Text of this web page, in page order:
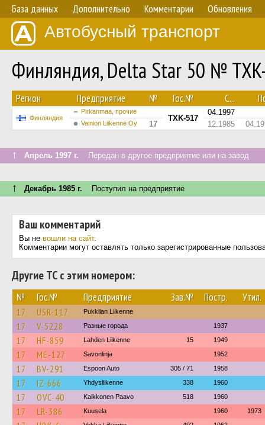
База данных Дополнительно Комментарии Обновления
Автобусный транспорт
Финляндия, Delta Star 50 №
Регион Предприятие № Гос.№ С...
Финляндия
Pirkanmaa, прочие
TXK-517
04.1997
Vainion Liikenne Oy 17 12.1985
↑ Апрель 1997 г. Передан в другое предприятие или на завод
↑ Декабрь 1985 г. Поступил на предприятие
Ваш комментарий
Вы не вошли на сайт.
Комментарии могут оставлять только зарегистрированные
Другие ТС с этим номером:
№ Гос.№ Предприятие Зав.№ Постр. Утил.
17 USR-117 Pukkilan Liikenne
17 V-5228 Разные города 1937
17 HF-859 Lahden Liikenne 15 1949
17 ME-127 Savonlinja 1952
17 BV-291 Espoon Auto 305 / 71 1958
17 IZ-666 Yhdysliikenne 338 1960
17 OVC-40 Kaikkonen Paavo 518 1960
17 LR-386 Kuusela 1960 1973